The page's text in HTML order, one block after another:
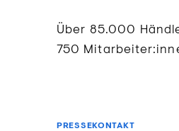
Über 85.000
750
PRESSEKONTAKT